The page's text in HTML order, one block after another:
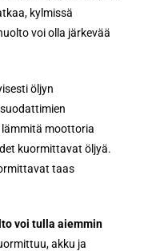
kylmissä
voi olla järkevää
öljyn
lämmitä moottoria
kuormittavat öljyä.
taas
voi tulla aiemmin
akku ja